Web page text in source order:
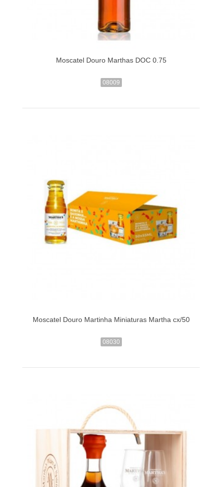
Moscatel Douro Marthas DOC 0.75
08009
Moscatel Douro Martinha Miniaturas Martha cx/50
08030